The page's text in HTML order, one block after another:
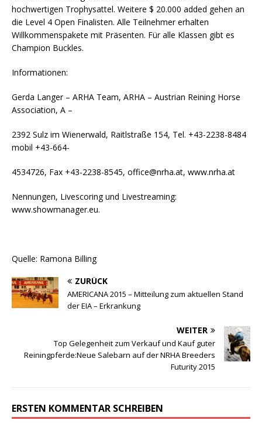
hochwertigen Trophysattel. Weitere $ 20.000 added gehen an
die Level 4 Open Finalisten. Alle Teilnehmer erhalten
Willkommenspakete mit Präsenten. Für alle Klassen gibt es
Champion Buckles.
Informationen:
Gerda Langer – ARHA Team, ARHA – Austrian Reining Horse
Association, A –
2392 Sulz im Wienerwald, Raitlstraße 154, Tel. +43-2238-8484
mobil +43-664-
4534726, Fax +43-2238-8545, office@nrha.at, www.nrha.at
Nennungen, Livescoring und Livestreaming:
www.showmanager.eu.
Quelle: Ramona Billing
ZURÜCK
AMERICANA 2015 – Mitteilung zum aktuellen Stand
der EIA – Erkrankung
WEITER
Top Gelegenheit zum Verkauf und Kauf guter
Reiningpferde:Neue Salebarn auf der NRHA Breeders
Futurity 2015
ERSTEN KOMMENTAR SCHREIBEN